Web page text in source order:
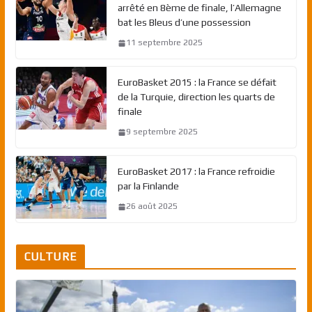
arrêté en 8ème de finale, l’Allemagne
bat les Bleus d’une possession
11 septembre 2025
EuroBasket 2015 : la France se défait
de la Turquie, direction les quarts de
finale
9 septembre 2025
EuroBasket 2017 : la France refroidie
par la Finlande
26 août 2025
CULTURE